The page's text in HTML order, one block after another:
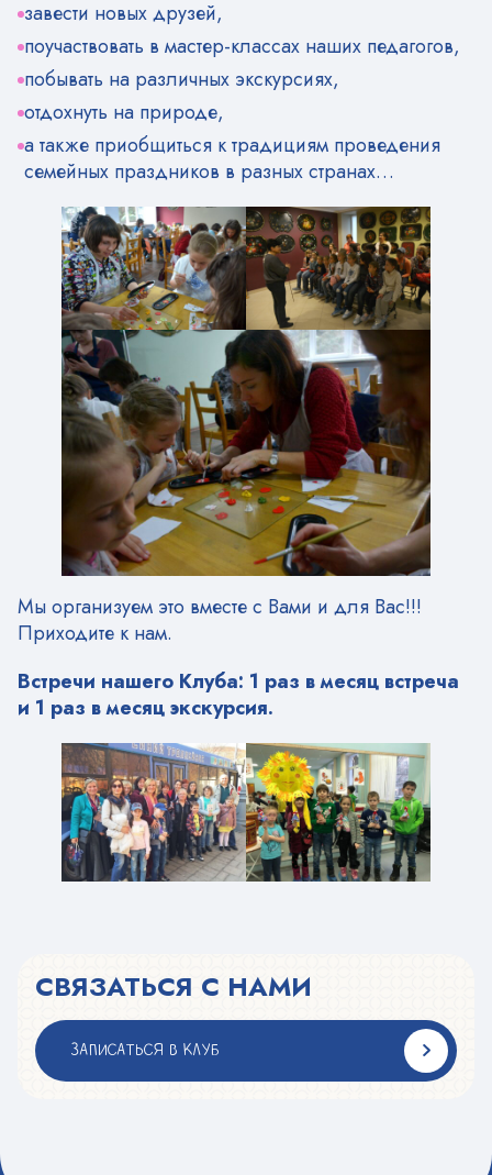
завести новых друзей,
поучаствовать в мастер-классах наших педагогов,
побывать на различных экскурсиях,
отдохнуть на природе,
а также приобщиться к традициям проведения
семейных праздников в разных странах…
Мы организуем это вместе с Вами и для Вас!!!
Приходите к нам.
Встречи нашего Клуба: 1 раз в месяц встреча
и 1 раз в месяц экскурсия.
СВЯЗАТЬСЯ С НАМИ
ЗАПИСАТЬСЯ В КЛУБ